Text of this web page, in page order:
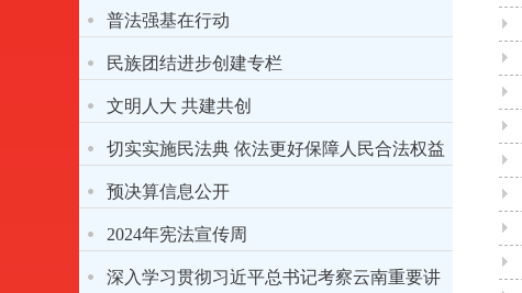
普法强基在行动
民族团结进步创建专栏
文明人大 共建共创
切实实施民法典 依法更好保障人民合法权益
预决算信息公开
2024年宪法宣传周
深入学习贯彻习近平总书记考察云南重要讲